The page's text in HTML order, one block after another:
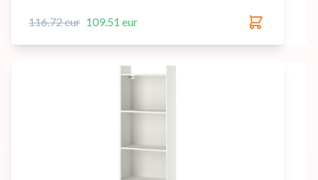
116.72 eur 109.51 eur